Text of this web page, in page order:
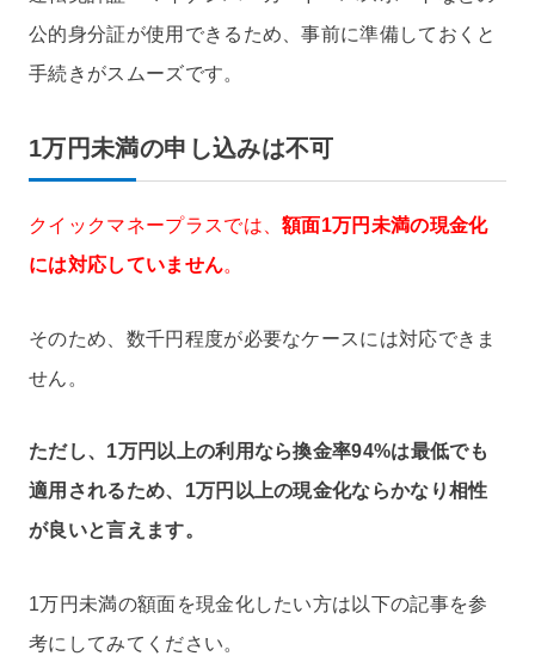
公的身分証が使用できるため、事前に準備しておくと
手続きがスムーズです。
1万円未満の申し込みは不可
クイックマネープラスでは、額面1万円未満の現金化
には対応していません。
そのため、数千円程度が必要なケースには対応できま
せん。
ただし、1万円以上の利用なら換金率94%は最低でも
適用されるため、1万円以上の現金化ならかなり相性
が良いと言えます。
1万円未満の額面を現金化したい方は以下の記事を参
考にしてみてください。